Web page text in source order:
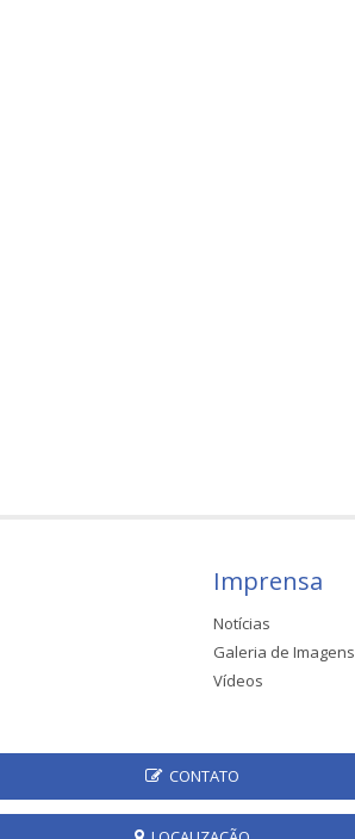
Imprensa
Notícias
Galeria de Imagens
Vídeos
CONTATO